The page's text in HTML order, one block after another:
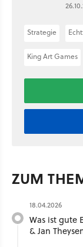
Strategie
King Art Games
ZUM
18.04.2026
Was ist gute
& Jan